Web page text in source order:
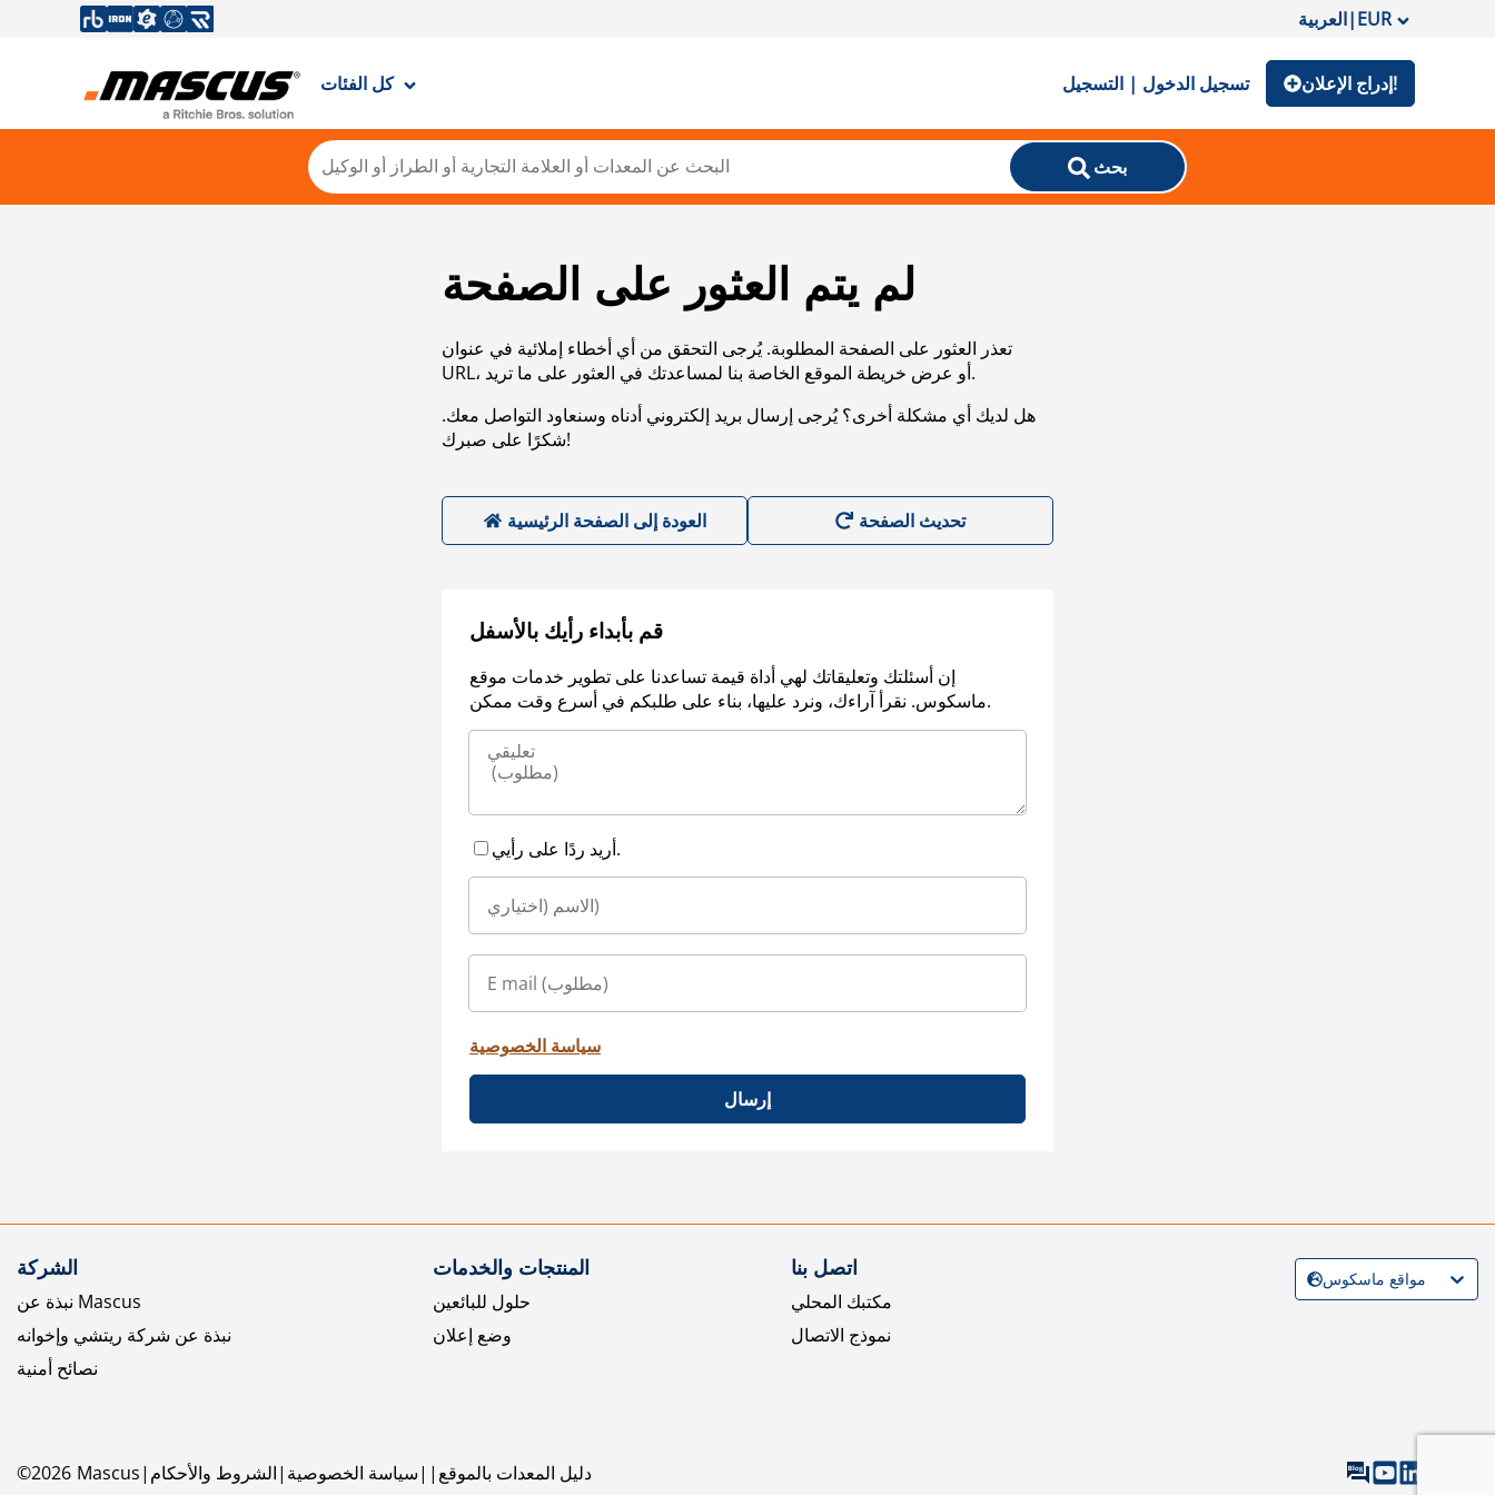
العربية|EUR
كل الفئات تسجيل الدخول | التسجيل إدراج الإعلان!
بحث
لم يتم العثور على الصفحة
تعذر العثور على الصفحة المطلوبة. يُرجى التحقق من أي أخطاء إملائية في عنوان
URL، أو عرض خريطة الموقع الخاصة بنا لمساعدتك في العثور على ما تريد.
هل لديك أي مشكلة أخرى؟ يُرجى إرسال بريد إلكتروني أدناه وسنعاود التواصل معك.
شكرًا على صبرك!
العودة إلى الصفحة الرئيسية
قم بأبداء رأيك بالأسفل
إن أسئلتك وتعليقاتك لهي أداة قيمة تساعدنا على تطوير خدمات موقع
ماسكوس. نقرأ آراءك، ونرد عليها، بناء على طلبكم في أسرع وقت ممكن.
أريد ردًا على رأيي.
سياسة الخصوصية
إرسال
الشركة
نبذة عن Mascus
نبذة عن شركة ريتشي وإخوانه
نصائح أمنية
المنتجات والخدمات
حلول للبائعين
وضع إعلان
اتصل بنا
مكتبك المحلي
نموذج الاتصال
©2026 Mascus الشروط والأحكام سياسة الخصوصية دليل المعدات بالموقع
مواقع ماسكوس